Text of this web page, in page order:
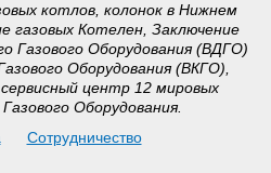
котлов, колонок в Нижнем
газовых Котелен, Заключение
Газового Оборудования (ВДГО)
Оборудования (ВКГО),
центр 12 мировых
Оборудования.
Сотрудничество